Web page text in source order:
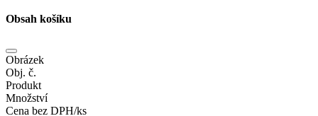
Obsah košíku
Obrázek
Obj. č.
Produkt
Množství
Cena bez DPH/ks